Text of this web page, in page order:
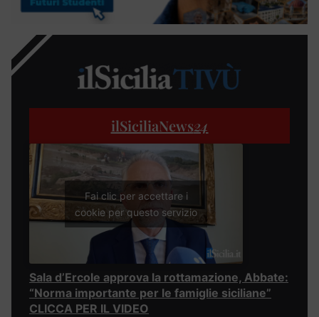
ilSiciliaNews24
Fai clic per accettare i
cookie per questo servizio
Sala d’Ercole approva la rottamazione, Abbate:
“Norma importante per le famiglie siciliane”
CLICCA PER IL VIDEO